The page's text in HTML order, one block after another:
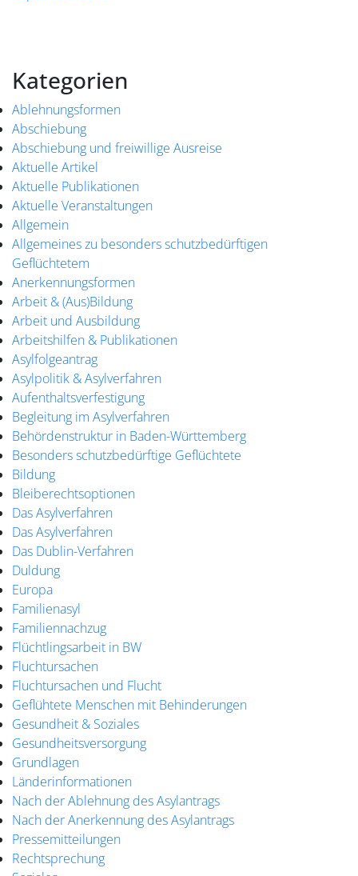
Kategorien
Ablehnungsformen
Abschiebung
Abschiebung und freiwillige Ausreise
Aktuelle Artikel
Aktuelle Publikationen
Aktuelle Veranstaltungen
Allgemein
Allgemeines zu besonders schutzbedürftigen
Geflüchtetem
Anerkennungsformen
Arbeit & (Aus)Bildung
Arbeit und Ausbildung
Arbeitshilfen & Publikationen
Asylfolgeantrag
Asylpolitik & Asylverfahren
Aufenthaltsverfestigung
Begleitung im Asylverfahren
Behördenstruktur in Baden-Württemberg
Besonders schutzbedürftige Geflüchtete
Bildung
Bleiberechtsoptionen
Das Asylverfahren
Das Asylverfahren
Das Dublin-Verfahren
Duldung
Europa
Familienasyl
Familiennachzug
Flüchtlingsarbeit in BW
Fluchtursachen
Fluchtursachen und Flucht
Geflühtete Menschen mit Behinderungen
Gesundheit & Soziales
Gesundheitsversorgung
Grundlagen
Länderinformationen
Nach der Ablehnung des Asylantrags
Nach der Anerkennung des Asylantrags
Pressemitteilungen
Rechtsprechung